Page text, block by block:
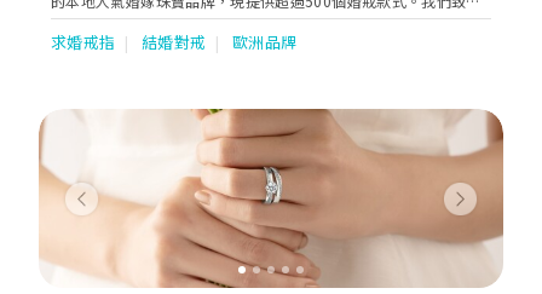
了解客人的實際需求，再透過專業分析，為客人找到心目中的求婚
鑽戒及婚戒，締造專屬客人的動人時刻。
求婚戒指 結婚對戒 歐洲品牌
Previous Next